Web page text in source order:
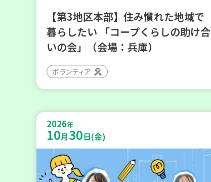
【第3地区本部】住み慣れた地域で
暮らしたい 「コープくらしの助け合
いの会」（会場：兵庫）
ボランティア
2026年
10月30日(金)